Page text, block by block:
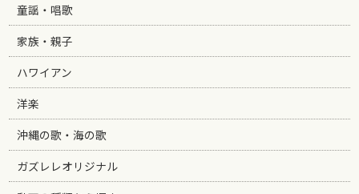
童謡・唱歌
家族・親子
ハワイアン
洋楽
沖縄の歌・海の歌
ガズレレオリジナル